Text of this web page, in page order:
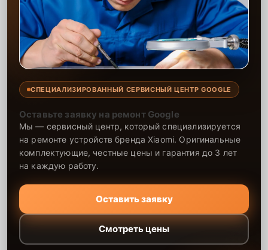
СПЕЦИАЛИЗИРОВАННЫЙ СЕРВИСНЫЙ ЦЕНТР GOOGLE
Оставьте заявку на ремонт Google
Мы — сервисный центр, который специализируется
на ремонте устройств бренда Xiaomi. Оригинальные
комплектующие, честные цены и гарантия до 3 лет
на каждую работу.
Оставить заявку
Смотреть цены